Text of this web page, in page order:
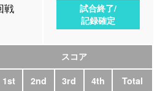
戦
試合終了/
記録確定
スコア
1st
2nd 3rd 4th Total